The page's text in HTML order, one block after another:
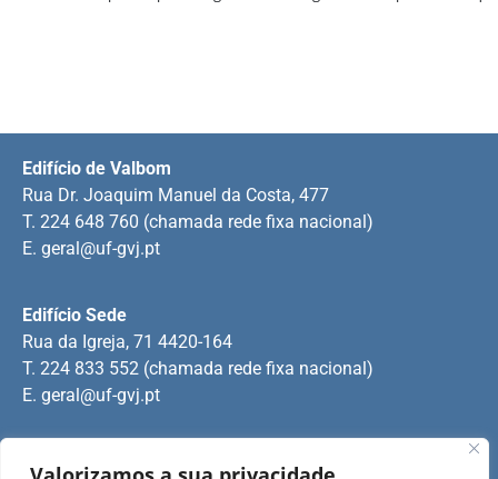
Edifício Sede
Rua da Igreja, 71 4420-164
T. 224 833 552 (chamada rede fixa nacional)
E. geral@uf-gvj.pt
Edifício de Valbom
Rua Dr. Joaquim Manuel da Costa, 477
T. 224 648 760 (chamada rede fixa nacional)
E. geral@uf-gvj.pt